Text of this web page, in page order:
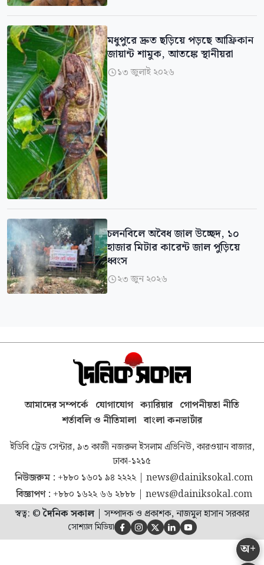
মধুপুরে দ্রুত ছড়িয়ে পড়ছে আফ্রিকান
জায়ান্ট শামুক, আতঙ্কে স্থানীয়রা
১৩ জুলাই ২০২৬
চলনবিলে অবৈধ জাল উচ্ছেদ, ১০
হাজার মিটার কারেন্ট জাল পুড়িয়ে
ধ্বংস
২৩ জুন ২০২৬
অ+
আমাদের সম্পর্কে যোগাযোগ ক্যারিয়ার গোপনীয়তা নীতি
শর্তাবলি ও নীতিমালা বাংলা কনভার্টার
ইডিবি ট্রেড সেন্টার, ৯৩ কাজী নজরুল ইসলাম এভিনিউ, কারওয়ান বাজার,
ঢাকা-১২১৫
নিউজরুম : +৮৮০ ১৬০১ ৯৪ ২২২২| news@dainiksokal.com
বিজ্ঞাপণ : +৮৮০ ১৬২২ ৬৬ ২৮৮৮| news@dainiksokal.com
স্বত্ব: ©দৈনিক সকাল| সম্পাদক ও প্রকাশক, নাজমুল হাসান সরকার
সোশ্যাল মিডিয়া     